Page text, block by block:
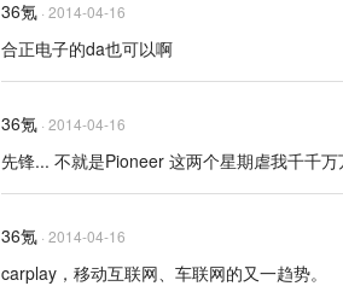
36氪 · 2014-04-16
合正电子的da也可以啊
36氪 · 2014-04-16
先锋... 不就是Pioneer 这两个星期虐我千千
36氪 · 2014-04-16
carplay，移动互联网、车联网的又一趋势。